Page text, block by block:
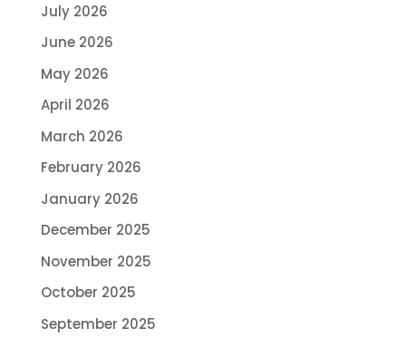
July 2026
June 2026
May 2026
April 2026
March 2026
February 2026
January 2026
December 2025
November 2025
October 2025
September 2025